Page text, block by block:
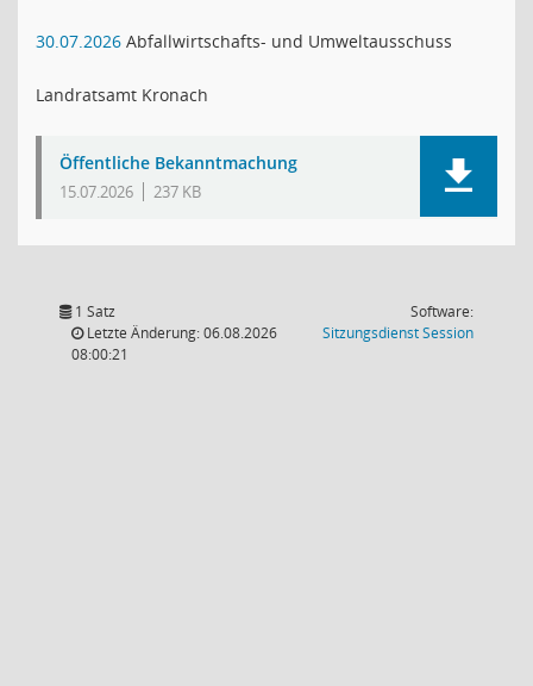
30.07.2026 Abfallwirtschafts- und Umweltausschuss
Landratsamt Kronach
Öffentliche Bekanntmachung
15.07.2026 237 KB
1 Satz
Letzte Änderung: 06.08.2026
08:00:21
Software:
SitzungsdienstSession(Wird in